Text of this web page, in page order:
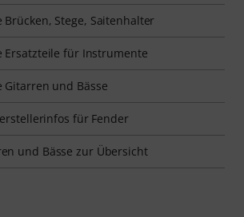
Brücken, Stege, Saitenhalter
Ersatzteile für Instrumente
Gitarren und Bässe
für Fender
und Bässe zur Übersicht